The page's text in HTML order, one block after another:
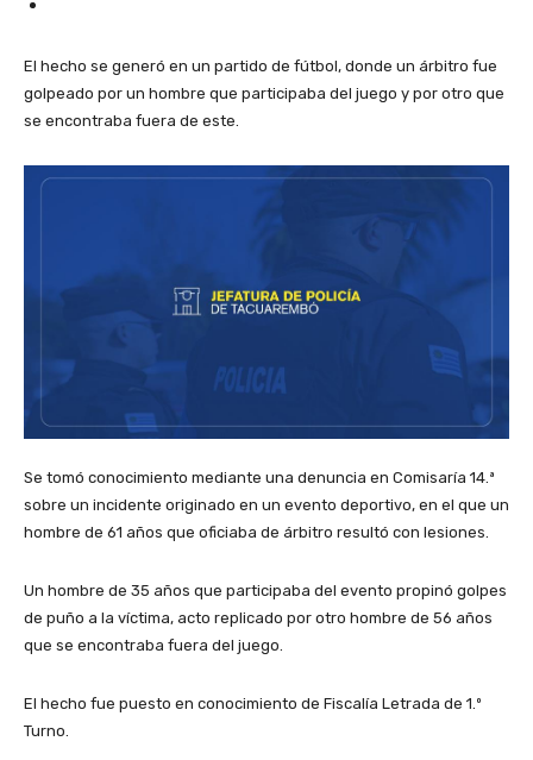
El hecho se generó en un partido de fútbol, donde un árbitro fue
golpeado por un hombre que participaba del juego y por otro que
se encontraba fuera de este.
Se tomó conocimiento mediante una denuncia en Comisaría 14.ª
sobre un incidente originado en un evento deportivo, en el que un
hombre de 61 años que oficiaba de árbitro resultó con lesiones.
Un hombre de 35 años que participaba del evento propinó golpes
de puño a la víctima, acto replicado por otro hombre de 56 años
que se encontraba fuera del juego.
El hecho fue puesto en conocimiento de Fiscalía Letrada de 1.º
Turno.